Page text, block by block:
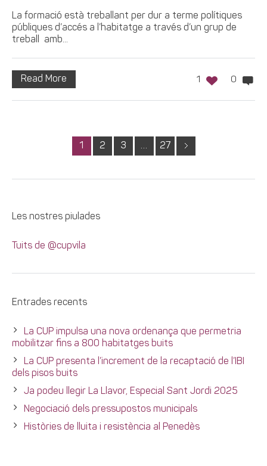
La formació està treballant per dur a terme polítiques
públiques d’accés a l’habitatge a través d’un grup de
treball amb...
1 0
Read More
1 2 3 … 27
Les nostres piulades
Tuits de @cupvila
Entrades recents
La CUP impulsa una nova ordenança que permetria
mobilitzar fins a 800 habitatges buits
La CUP presenta l’increment de la recaptació de l’IBI
dels pisos buits
Ja podeu llegir La Llavor, Especial Sant Jordi 2025
Negociació dels pressupostos municipals
Històries de lluita i resistència al Penedès